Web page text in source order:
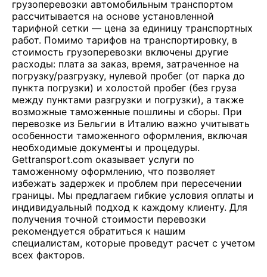
грузоперевозки автомобильным транспортом
рассчитывается на основе установленной
тарифной сетки — цена за единицу транспортных
работ. Помимо тарифов на транспортировку, в
стоимость грузоперевозки включены другие
расходы: плата за заказ, время, затраченное на
погрузку/разгрузку, нулевой пробег (от парка до
пункта погрузки) и холостой пробег (без груза
между пунктами разгрузки и погрузки), а также
возможные таможенные пошлины и сборы. При
перевозке из Бельгии в Италию важно учитывать
особенности таможенного оформления, включая
необходимые документы и процедуры.
Gettransport.com оказывает услуги по
таможенному оформлению, что позволяет
избежать задержек и проблем при пересечении
границы. Мы предлагаем гибкие условия оплаты и
индивидуальный подход к каждому клиенту. Для
получения точной стоимости перевозки
рекомендуется обратиться к нашим
специалистам, которые проведут расчет с учетом
всех факторов.